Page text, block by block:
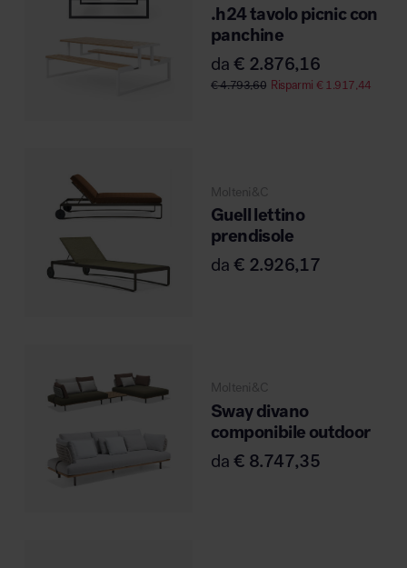
.h24 tavolo picnic con
panchine
da€ 2.876,16
€4.793,60 Risparmi € 1.917,44
Molteni&C
Guell lettino
prendisole
da€ 2.926,17
Molteni&C
Sway divano
componibile outdoor
da€ 8.747,35